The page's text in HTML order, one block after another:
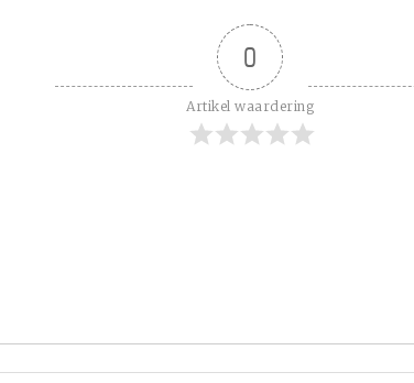
0
Artikel waardering